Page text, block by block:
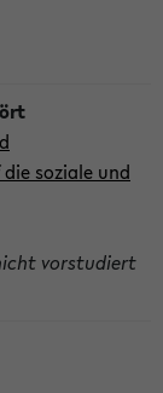
soziale und
vorstudiert